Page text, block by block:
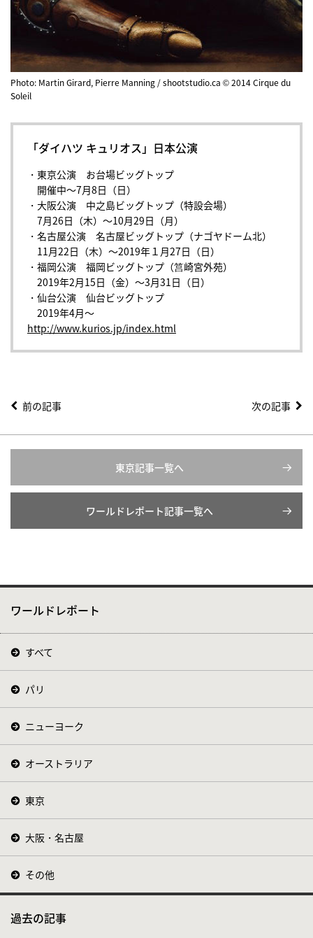
Photo: Martin Girard, Pierre Manning / shootstudio.ca © 2014 Cirque du
Soleil
「ダイハツ キュリオス」日本公演
・東京公演 お台場ビッグトップ
開催中〜7月8日（日）
・大阪公演 中之島ビッグトップ（特設会場）
7月26日（木）〜10月29日（月）
・名古屋公演 名古屋ビッグトップ（ナゴヤドーム北）
11月22日（木）〜2019年１月27日（日）
・福岡公演 福岡ビッグトップ（筥崎宮外苑）
2019年2月15日（金）〜3月31日（日）
・仙台公演 仙台ビッグトップ
2019年4月〜
http://www.kurios.jp/index.html
前の記事 次の記事
東京記事一覧へ
ワールドレポート記事一覧へ
ワールドレポート
すべて
パリ
ニューヨーク
オーストラリア
東京
大阪・名古屋
その他
過去の記事